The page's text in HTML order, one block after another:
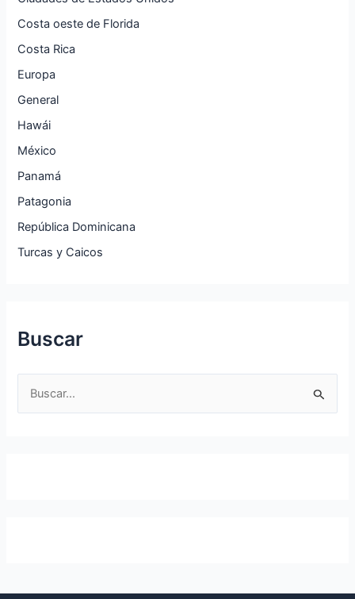
Costa oeste de Florida
Costa Rica
Europa
General
Hawái
México
Panamá
Patagonia
República Dominicana
Turcas y Caicos
Buscar